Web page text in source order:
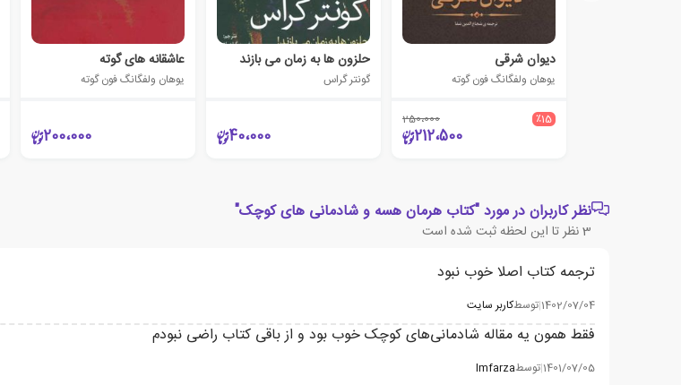
دیوان شرقی
یوهان ولفگانگ فون گوته
٪15 250،000
212،500
حلزون ها به زمان می بازند
گونتر گراس
40،000
عاشقانه های گوته
یوهان ولفگانگ فون گوته
200،000
نظر کاربران در مورد "کتاب هرمان هسه و شادمانی های کوچک"
3نظر تا این لحظه ثبت شده است
ترجمه کتاب اصلا خوب نبود
1402/07/04
|توسطکاربر سایت
فقط همون یه مقاله شادمانی‌های کوچک خوب بود و از باقی کتاب راضی نبودم
1401/07/05
|توسطImfarza